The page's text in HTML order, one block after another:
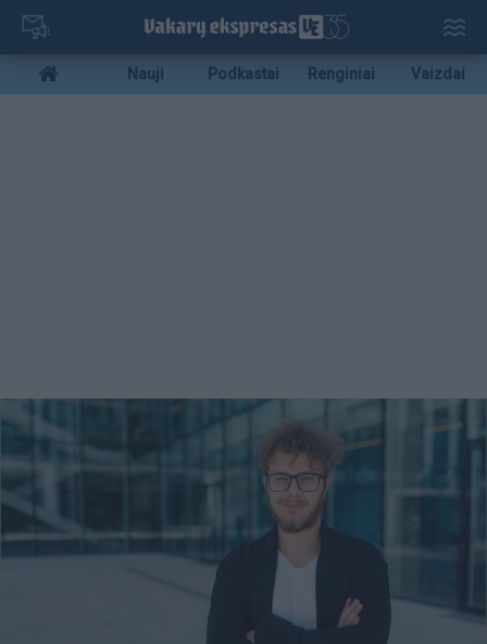
Pereiti
pagrindinį
turinį
Mobile
menu
Nauji Podkastai Renginiai Vaizdai